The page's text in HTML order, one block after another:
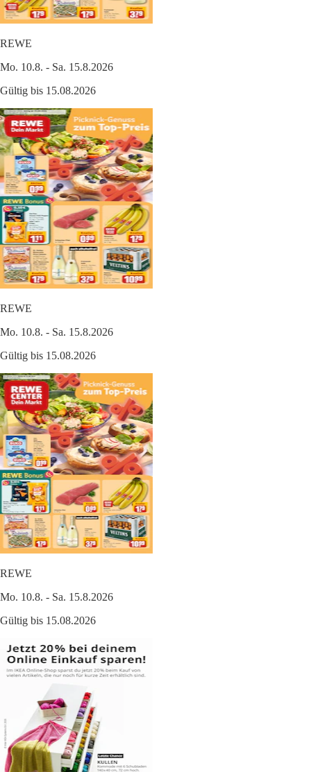
REWE
Mo. 10.8. - Sa. 15.8.2026
Gültig bis 15.08.2026
REWE
Mo. 10.8. - Sa. 15.8.2026
Gültig bis 15.08.2026
REWE
Mo. 10.8. - Sa. 15.8.2026
Gültig bis 15.08.2026